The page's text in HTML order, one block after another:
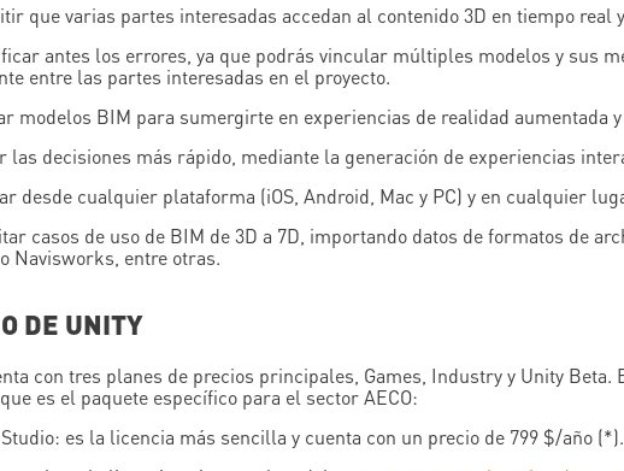
que varias partes interesadas accedan al contenido 3D en tiempo real
antes los errores, ya que podrás vincular múltiples modelos y sus
entre las partes interesadas en el proyecto.
modelos BIM para sumergirte en experiencias de realidad aumentada
las decisiones más rápido, mediante la generación de experiencias
desde cualquier plataforma (iOS, Android, Mac y PC) y en cualquier
casos de uso de BIM de 3D a 7D, importando datos de formatos de
Navisworks, entre otras.
DE UNITY
con tres planes de precios principales, Games, Industry y Unity
es el paquete específico para el sector AECO:
es la licencia más sencilla y cuenta con un precio de 799 $/año (*).